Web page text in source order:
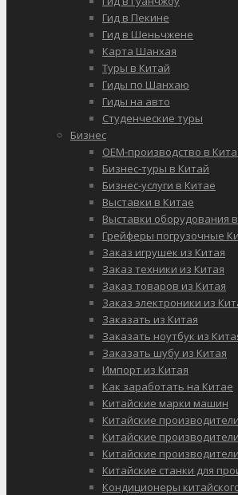
Гид в Пекине
Гид в Шеньчжене
Карта Шанхая
Туры в Китай
Гиды по Шанхаю
Гиды на авто
Студенческие туры
Бизнес
OEM-производство в
Бизнес-туры в Китай
Бизнес-услуги в Китае
Выставки в Китае
Выставки оборудования
Грейферы погрузочные
Заказ игрушек из Китая
Заказ техники из Китая
Заказ товаров из Китая
Заказ электроники из
Заказать из Китая
Заказать ноутбук из
Заказать шубу из Китая
Импорт из Китая
Как заработать на Китае
Китайские марки машин
Китайские производители
Китайские
Китайские
Китайские станки для
Кондиционеры